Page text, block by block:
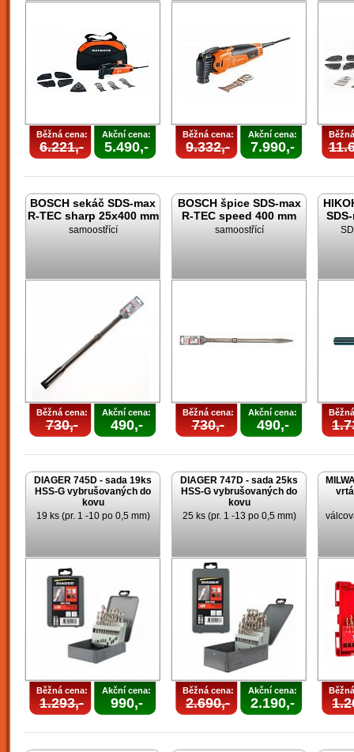
Běžná cena:
6.221,-
Akční cena:
5.490,-
Běžná cena:
9.332,-
Akční cena:
7.990,-
BOSCH sekáč SDS-max
R-TEC sharp 25x400 mm
samoostřící
Běžná cena:
730,-
Akční cena:
490,-
BOSCH špice SDS-max
R-TEC speed 400 mm
samoostřící
Běžná cena:
730,-
Akční cena:
490,-
DIAGER 745D - sada 19ks
HSS-G vybrušovaných do
kovu
19 ks (pr. 1 -10 po 0,5 mm)
Běžná cena:
1.293,-
Akční cena:
990,-
DIAGER 747D - sada 25ks
HSS-G vybrušovaných do
kovu
25 ks (pr. 1 -13 po 0,5 mm)
Běžná cena:
2.690,-
Akční cena:
2.190,-